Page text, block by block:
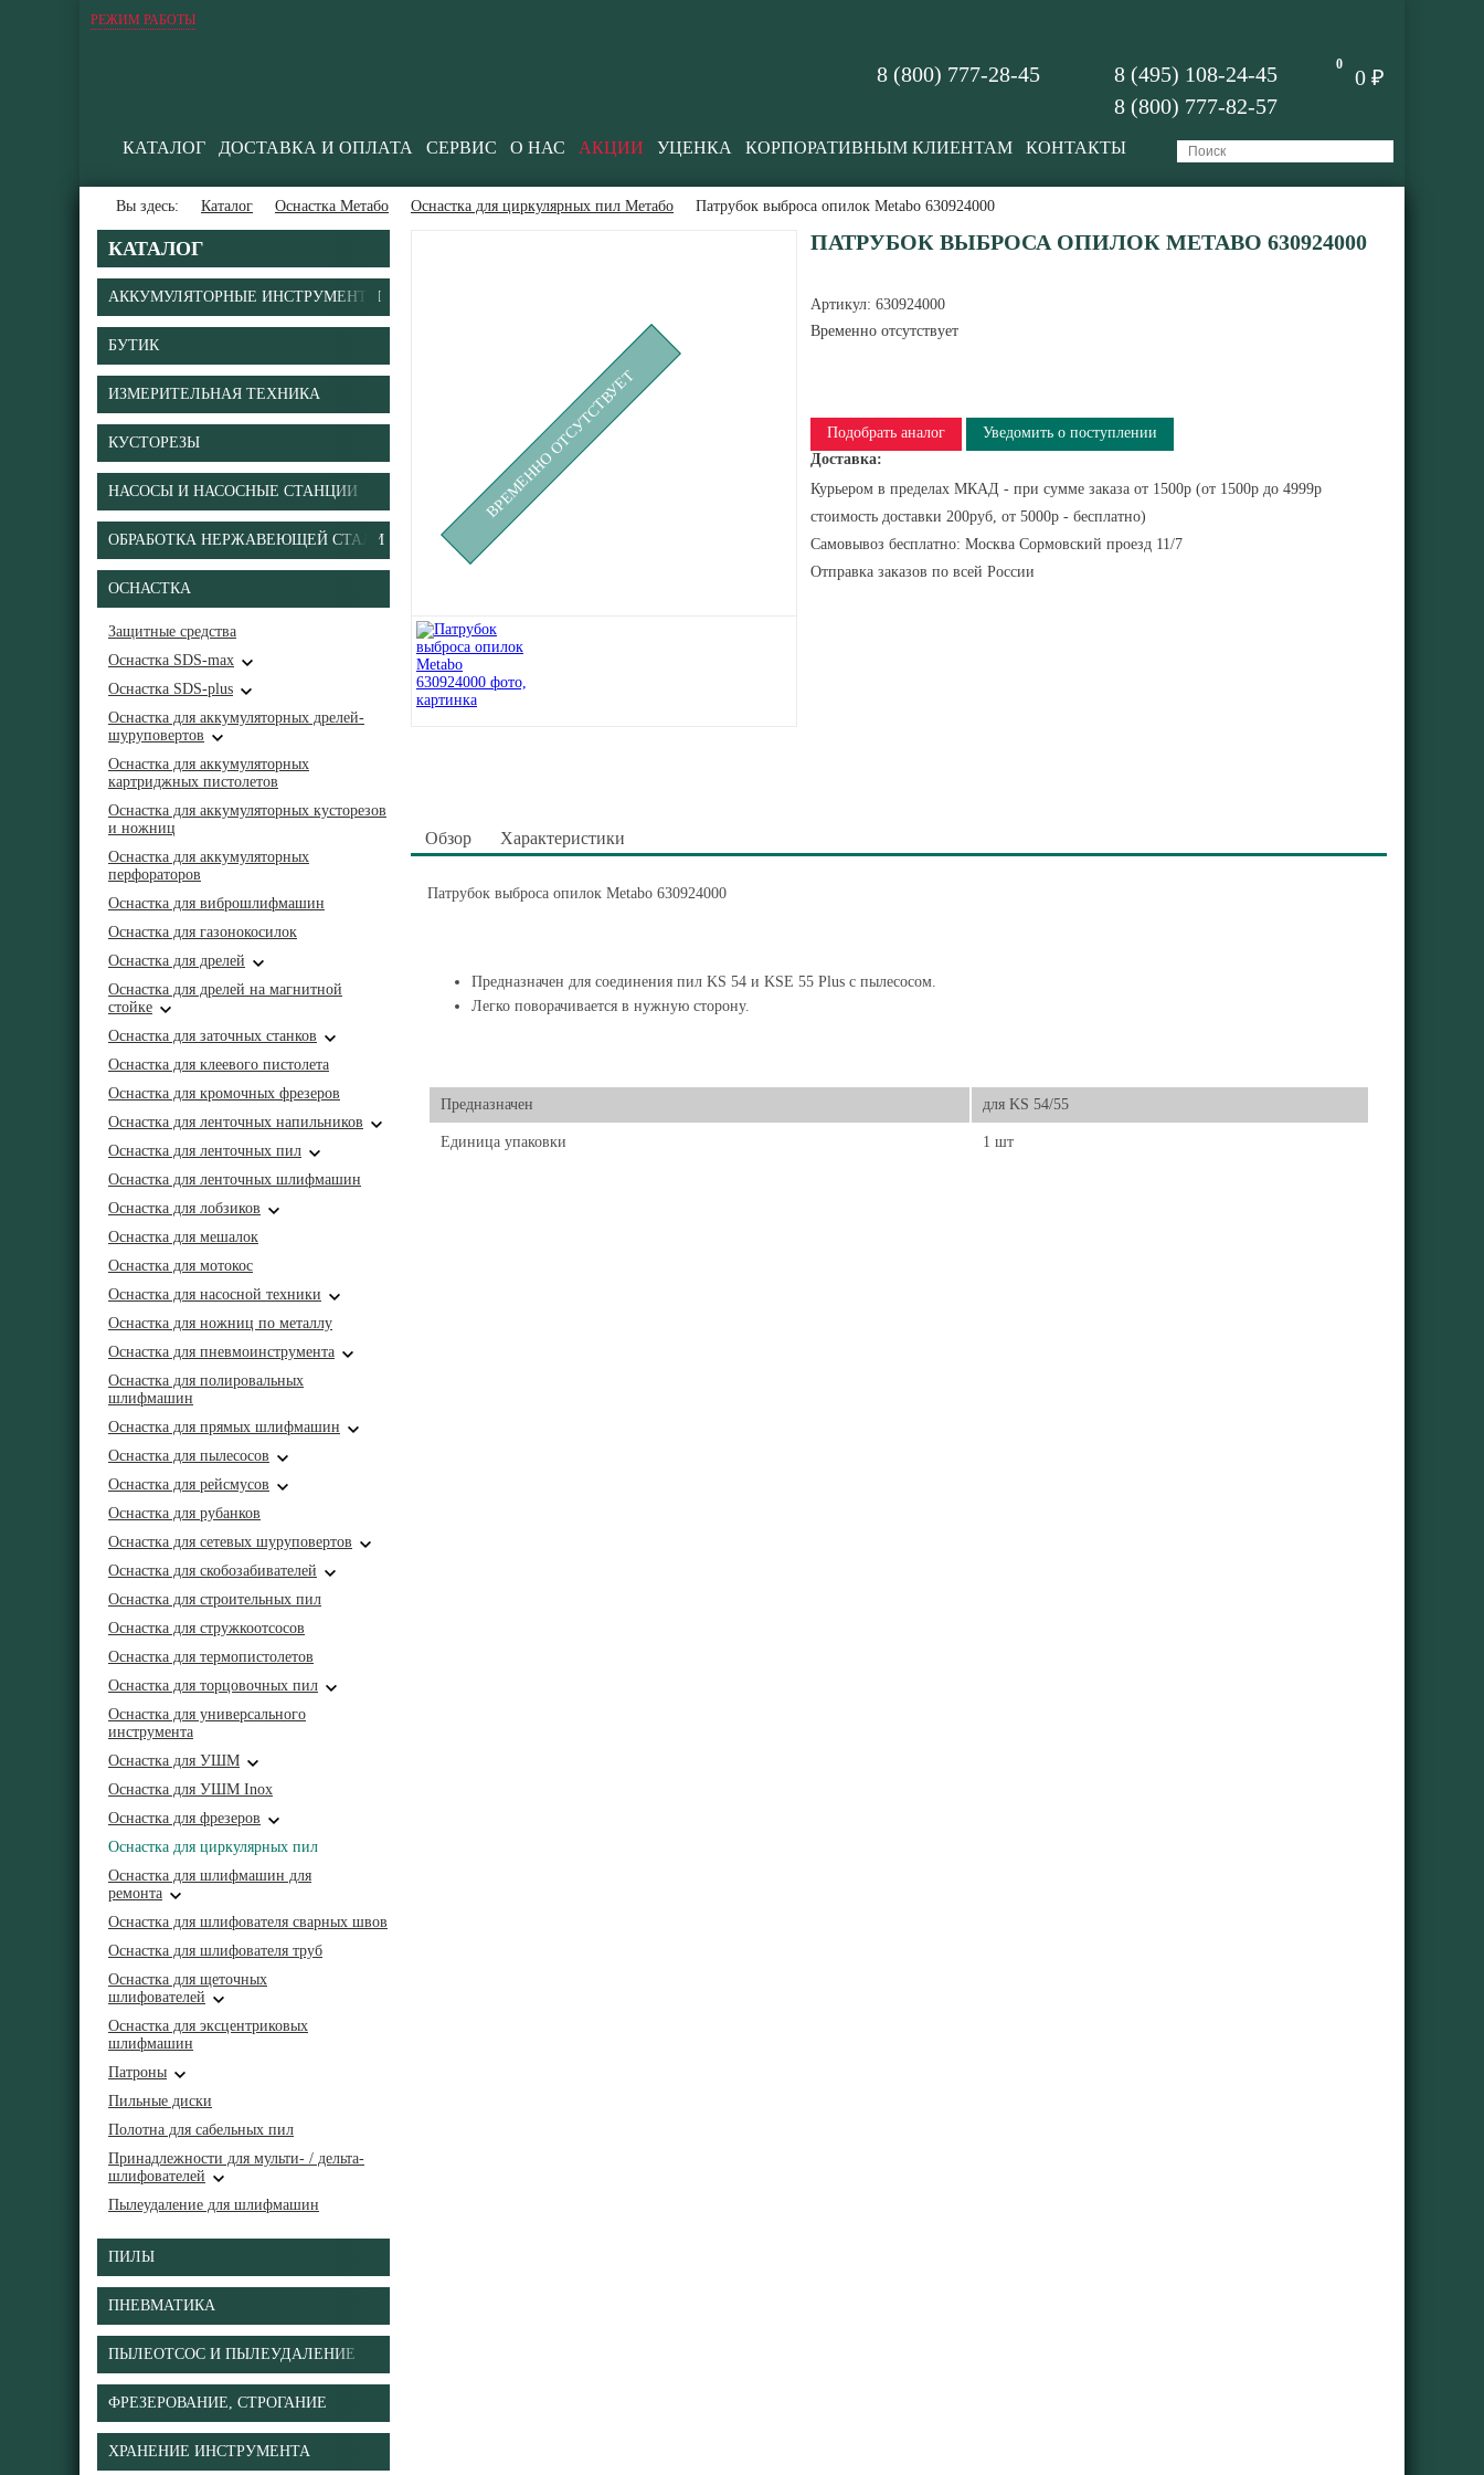
РЕЖИМ РАБОТЫ
0
0 ₽
8 (495) 108-24-45
8 (800) 777-82-57
8 (800) 777-28-45
КАТАЛОГ ДОСТАВКА И ОПЛАТА СЕРВИС О НАС АКЦИИ УЦЕНКА КОРПОРАТИВНЫМ КЛИЕНТАМ КОНТАКТЫ
Вы здесь: Каталог Оснастка Метабо Оснастка для циркулярных пил Метабо Патрубок выброса опилок Metabo 630924000
КАТАЛОГ
АККУМУЛЯТОРНЫЕ ИНСТРУМЕНТЫ
БУТИК
ИЗМЕРИТЕЛЬНАЯ ТЕХНИКА
КУСТОРЕЗЫ
НАСОСЫ И НАСОСНЫЕ СТАНЦИИ
ОБРАБОТКА НЕРЖАВЕЮЩЕЙ СТАЛИ
ОСНАСТКА
Защитные средства
Оснастка SDS-max
Оснастка SDS-plus
Оснастка для аккумуляторных дрелей-
шуруповертов
Оснастка для аккумуляторных
картриджных пистолетов
Оснастка для аккумуляторных кусторезов
и ножниц
Оснастка для аккумуляторных
перфораторов
Оснастка для виброшлифмашин
Оснастка для газонокосилок
Оснастка для дрелей
Оснастка для дрелей на магнитной
стойке
Оснастка для заточных станков
Оснастка для клеевого пистолета
Оснастка для кромочных фрезеров
Оснастка для ленточных напильников
Оснастка для ленточных пил
Оснастка для ленточных шлифмашин
Оснастка для лобзиков
Оснастка для мешалок
Оснастка для мотокос
Оснастка для насосной техники
Оснастка для ножниц по металлу
Оснастка для пневмоинструмента
Оснастка для полировальных
шлифмашин
Оснастка для прямых шлифмашин
Оснастка для пылесосов
Оснастка для рейсмусов
Оснастка для рубанков
Оснастка для сетевых шуруповертов
Оснастка для скобозабивателей
Оснастка для строительных пил
Оснастка для стружкоотсосов
Оснастка для термопистолетов
Оснастка для торцовочных пил
Оснастка для универсального
инструмента
Оснастка для УШМ
Оснастка для УШМ Inox
Оснастка для фрезеров
Оснастка для циркулярных пил
Оснастка для шлифмашин для
ремонта
Оснастка для шлифователя сварных швов
Оснастка для шлифователя труб
Оснастка для щеточных
шлифователей
Оснастка для эксцентриковых
шлифмашин
Патроны
Пильные диски
Полотна для сабельных пил
Принадлежности для мульти- / дельта-
шлифователей
Пылеудаление для шлифмашин
ПИЛЫ
ПНЕВМАТИКА
ПЫЛЕОТСОС И ПЫЛЕУДАЛЕНИЕ
ФРЕЗЕРОВАНИЕ, СТРОГАНИЕ
ХРАНЕНИЕ ИНСТРУМЕНТА
ВРЕМЕННО ОТСУТСТВУЕТ
ПАТРУБОК ВЫБРОСА ОПИЛОК METABO 630924000
Артикул: 630924000
Временно отсутствует
Подобрать аналог
Уведомить о поступлении
Доставка:
Курьером в пределах МКАД - при сумме заказа от 1500р (от 1500р до 4999р
стоимость доставки 200руб, от 5000р - бесплатно)
Самовывоз бесплатно: Москва Сормовский проезд 11/7
Отправка заказов по всей России
Обзор Характеристики
Патрубок выброса опилок Metabo 630924000
Предназначен для соединения пил KS 54 и KSE 55 Plus с пылесосом.
Легко поворачивается в нужную сторону.
Предназначен для KS 54/55
Единица упаковки 1 шт